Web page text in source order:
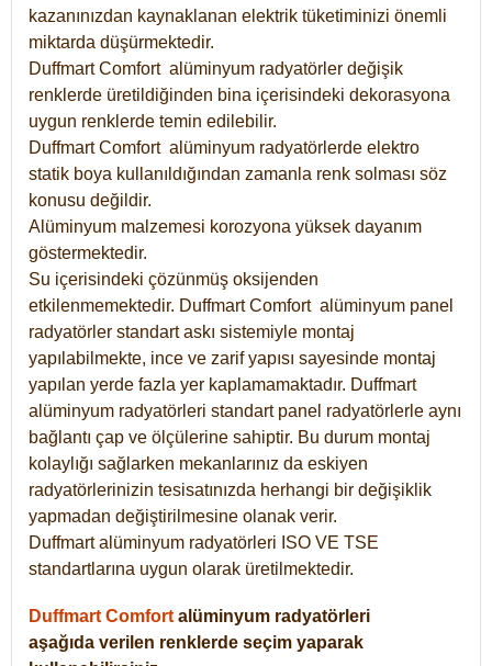
kazanınızdan kaynaklanan elektrik tüketiminizi önemli
miktarda düşürmektedir.
Duffmart Comfort alüminyum radyatörler değişik
renklerde üretildiğinden bina içerisindeki dekorasyona
uygun renklerde temin edilebilir.
DuffmartComfort alüminyum radyatörlerde elektro
statik boya kullanıldığından zamanla renk solması söz
konusu değildir.
Alüminyum malzemesi korozyona yüksek dayanım
göstermektedir.
Su içerisindeki çözünmüş oksijenden
etkilenmemektedir. DuffmartComfort alüminyum panel
radyatörler standart askı sistemiyle montaj
yapılabilmekte, ince ve zarif yapısı sayesinde montaj
yapılan yerde fazla yer kaplamamaktadır. Duffmart
alüminyum radyatörleri standart panel radyatörlerle aynı
bağlantı çap ve ölçülerine sahiptir. Bu durum montaj
kolaylığı sağlarken mekanlarınız da eskiyen
radyatörlerinizin tesisatınızda herhangi bir değişiklik
yapmadan değiştirilmesine olanak verir.
Duffmart alüminyum radyatörleri ISO VE TSE
standartlarına uygun olarak üretilmektedir.
Duffmart Comfort alüminyum radyatörleri
aşağıda verilen renklerde seçim yaparak